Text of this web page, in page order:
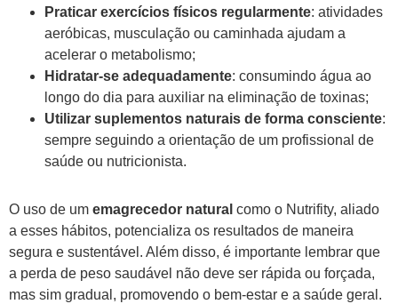
Praticar exercícios físicos regularmente: atividades
aeróbicas, musculação ou caminhada ajudam a
acelerar o metabolismo;
Hidratar-se adequadamente: consumindo água ao
longo do dia para auxiliar na eliminação de toxinas;
Utilizar suplementos naturais de forma consciente:
sempre seguindo a orientação de um profissional de
saúde ou nutricionista.
O uso de um emagrecedor natural como o Nutrifity, aliado
a esses hábitos, potencializa os resultados de maneira
segura e sustentável. Além disso, é importante lembrar que
a perda de peso saudável não deve ser rápida ou forçada,
mas sim gradual, promovendo o bem-estar e a saúde geral.